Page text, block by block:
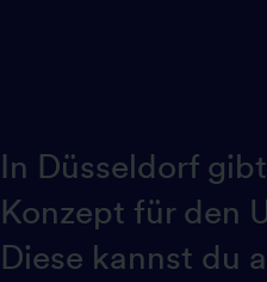
In Düsseldorf
Konzept für den
Diese kannst du